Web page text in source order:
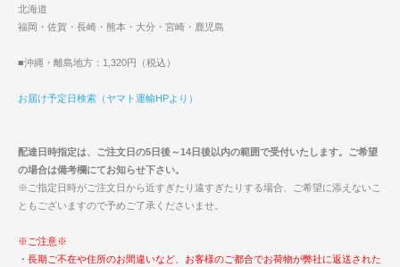
北海道
福岡・佐賀・長崎・熊本・大分・宮崎・鹿児島
■沖縄・離島地方：1,320円（税込）
お届け予定日検索（ヤマト運輸HPより）
配達日時指定は、ご注文日の5日後～14日後以内の範囲で受付いたします。ご希望
の場合は備考欄にてお知らせ下さい。
※ご指定日時がご注文日から近すぎたり遠すぎたりする場合、ご希望に添えないこ
ともございますので予めご了承くださいませ。
※ご注意※
・長期ご不在や住所のお間違いなど、お客様のご都合でお荷物が弊社に返送された